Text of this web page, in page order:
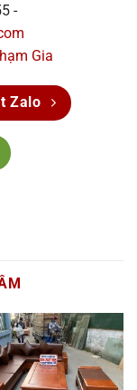
-
Gia
Zalo